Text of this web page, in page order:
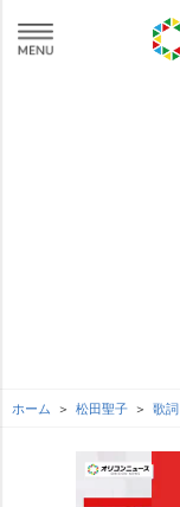
ホーム 松田聖子 歌詞